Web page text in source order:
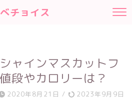
チョイス
ャインマスカットフ
段やカロリーは？
2020年8月21日 / 2023年9月9日